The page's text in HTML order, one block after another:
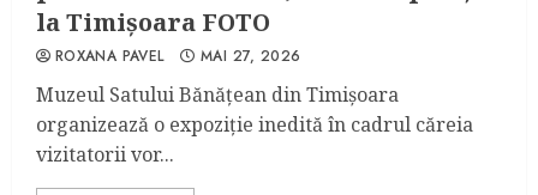
la Timișoara FOTO
ROXANA PAVEL MAI 27, 2026
Muzeul Satului Bănățean din Timișoara
organizează o expoziție inedită în cadrul căreia
vizitatorii vor...